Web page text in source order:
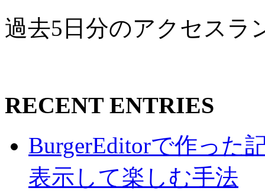
過去5日分のアクセスラ
RECENT ENTRIES
BurgerEditorで作った
表示して楽しむ手法